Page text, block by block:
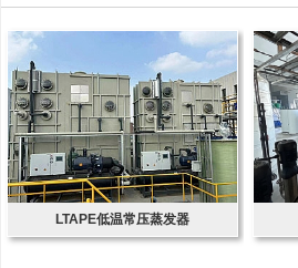
LTAPE低温常压蒸发器